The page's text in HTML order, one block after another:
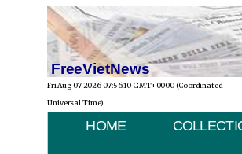
FreeVietNews
Fri Aug 07 2026 07:56:10 GMT+0000 (Coordinated
Universal Time)
HOME